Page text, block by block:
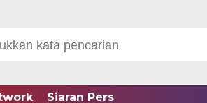
Siaran Pers